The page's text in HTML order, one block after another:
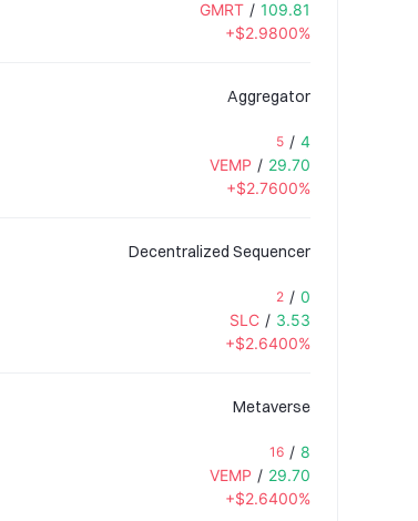
GMRT / 109.81
+$2.9800%
Aggregator
5 / 4
VEMP / 29.70
+$2.7600%
Decentralized Sequencer
2 / 0
SLC / 3.53
+$2.6400%
Metaverse
16 / 8
VEMP / 29.70
+$2.6400%